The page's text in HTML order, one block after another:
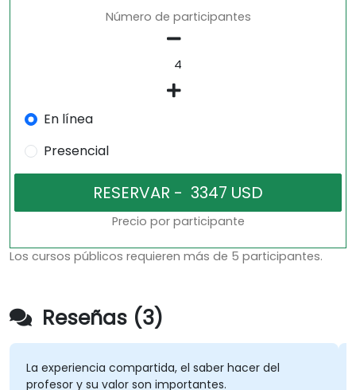
Número de participantes
En línea
Presencial
Precio por participante
Los cursos públicos requieren más de 5 participantes.
Reseñas (3)
La experiencia compartida, el saber hacer del
profesor y su valor son importantes.